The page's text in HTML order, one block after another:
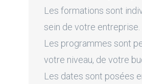
Les formations sont
sein de votre entreprise.
Les programmes sont
votre niveau, de votre
Les dates sont posées